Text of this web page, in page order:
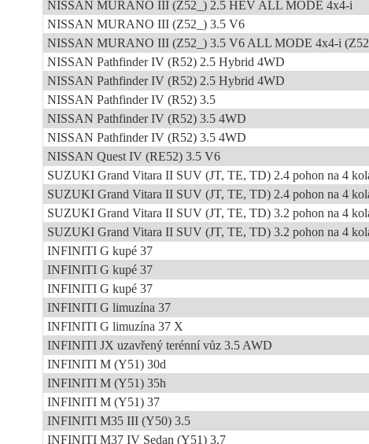
NISSAN MURANO III (Z52_) 2.5 HEV ALL MODE 4x4-i
NISSAN MURANO III (Z52_) 3.5 V6
NISSAN MURANO III (Z52_) 3.5 V6 ALL MODE 4x4-i
NISSAN Pathfinder IV (R52) 2.5 Hybrid 4WD
NISSAN Pathfinder IV (R52) 2.5 Hybrid 4WD
NISSAN Pathfinder IV (R52) 3.5
NISSAN Pathfinder IV (R52) 3.5 4WD
NISSAN Pathfinder IV (R52) 3.5 4WD
NISSAN Quest IV (RE52) 3.5 V6
SUZUKI Grand Vitara II SUV (JT, TE, TD) 2.4 pohon na 4
SUZUKI Grand Vitara II SUV (JT, TE, TD) 2.4 pohon na 4
SUZUKI Grand Vitara II SUV (JT, TE, TD) 3.2 pohon na 4
SUZUKI Grand Vitara II SUV (JT, TE, TD) 3.2 pohon na 4
INFINITI G kupé 37
INFINITI G kupé 37
INFINITI G kupé 37
INFINITI G limuzína 37
INFINITI G limuzína 37 X
INFINITI JX uzavřený terénní vůz 3.5 AWD
INFINITI M (Y51) 30d
INFINITI M (Y51) 35h
INFINITI M (Y51) 37
INFINITI M35 III (Y50) 3.5
INFINITI M37 IV Sedan (Y51) 3.7